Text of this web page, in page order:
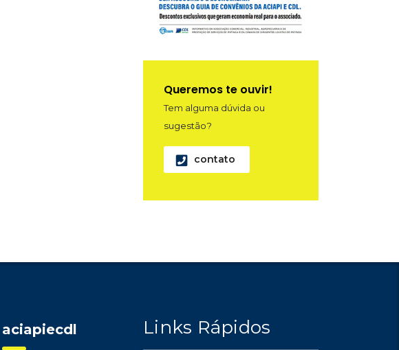
Queremos te ouvir!
Tem alguma dúvida ou
sugestão?
contato
aciapiecdl Links Rápidos